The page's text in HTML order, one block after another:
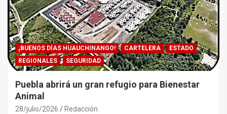
¡BUENOS DÍAS HUAUCHINANGO! CARTELERA
ESTADO
REGIONALES
SEGURIDAD
Puebla abrirá un gran refugio para Bienestar
Animal
28/julio/2026 Redacción